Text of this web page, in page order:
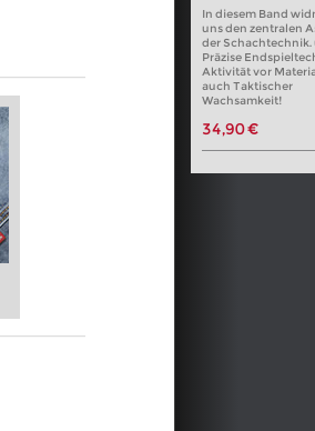
In diesem Band
uns den zentralen
der Schachtechnik.
Präzise
Aktivität vor
auch Taktischer
Wachsamkeit!
34,90 €